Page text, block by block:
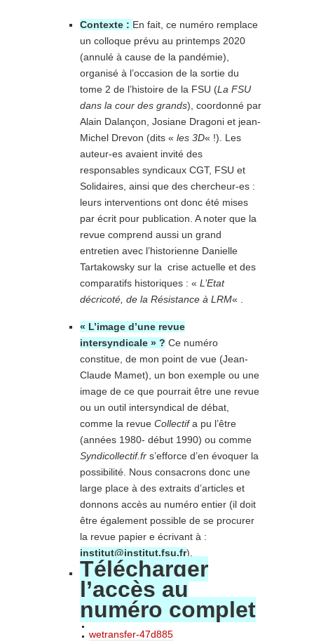
Contexte : En fait, ce numéro remplace
un colloque prévu au printemps 2020
(annulé à cause de la pandémie),
organisé à l’occasion de la sortie du
tome 2 de l’histoire de la FSU (La FSU
dans la cour des grands), coordonné par
Alain Dalançon, Josiane Dragoni et jean-
Michel Drevon (dits « les 3D« !). Les
auteur-es avaient invité des
responsables syndicaux CGT, FSU et
Solidaires, ainsi que des chercheur-es :
leurs interventions ont donc été mises
par écrit pour publication. A noter que la
revue comprend aussi un grand
entretien avec l’historienne Danielle
Tartakowsky sur la crise actuelle et des
comparatifs historiques : « L’Etat
décricoté, de la Résistance à LRM« .
« L’image d’une revue
intersyndicale » ? Ce numéro
constitue, de mon point de vue (Jean-
Claude Mamet), un bon exemple ou une
image de ce que pourrait être une revue
ou un outil intersyndical de débat,
comme la revue Collectifa pu l’être
(années 1980- début 1990) ou comme
Syndicollectif.fr s’efforce d’en évoquer la
possibilité. Nous consacrons donc une
large place à des extraits d’articles et
donnons accès au numéro entier (il doit
être également possible de se procurer
la revue papier e écrivant à :
institut@institut.fsu.fr).
Télécharger
l’accès au
numéro complet
: wetransfer-47d885